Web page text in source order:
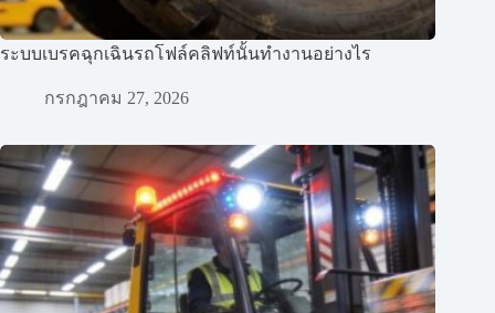
ระบบเบรคฉุกเฉินรถโฟล์คลิฟท์นั้นทำงานอย่างไร
กรกฎาคม 27, 2026